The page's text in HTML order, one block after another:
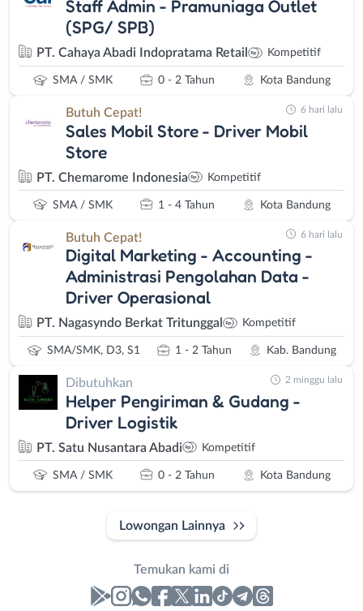
Staff Admin - Pramuniaga Outlet
(SPG/ SPB)
PT. Cahaya Abadi Indopratama Retail Kompetitif
SMA / SMK 0 - 2 Tahun Kota Bandung
Butuh Cepat!
Sales Mobil Store - Driver Mobil
Store
PT. Chemarome Indonesia Kompetitif
SMA / SMK 1 - 4 Tahun Kota Bandung
6 hari lalu
Butuh Cepat!
Digital Marketing - Accounting -
Administrasi Pengolahan Data -
Driver Operasional
PT. Nagasyndo Berkat Tritunggal Kompetitif
SMA/SMK, D3, S1 1 - 2 Tahun Kab. Bandung
6 hari lalu
Dibutuhkan
Helper Pengiriman & Gudang -
Driver Logistik
PT. Satu Nusantara Abadi Kompetitif
SMA / SMK 0 - 2 Tahun Kota Bandung
2 minggu lalu
Lowongan Lainnya
Temukan kami di